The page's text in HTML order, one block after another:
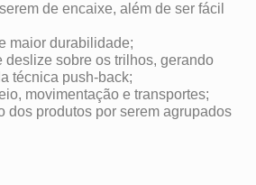
de encaixe, além de ser fácil
maior durabilidade;
deslize sobre os trilhos, gerando
técnica push-back;
movimentação e transportes;
dos produtos por serem agrupados